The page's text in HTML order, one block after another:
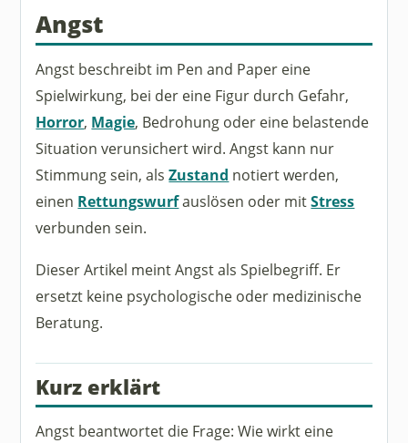
Angst
Angst beschreibt im Pen and Paper eine
Spielwirkung, bei der eine Figur durch Gefahr,
Horror, Magie, Bedrohung oder eine belastende
Situation verunsichert wird. Angst kann nur
Stimmung sein, alsZustand notiert werden,
einen Rettungswurfauslösen oder mitStress
verbunden sein.
Dieser Artikel meint Angst als Spielbegriff. Er
ersetzt keine psychologische oder medizinische
Beratung.
Kurz erklärt
Angst beantwortet die Frage: Wie wirkt eine